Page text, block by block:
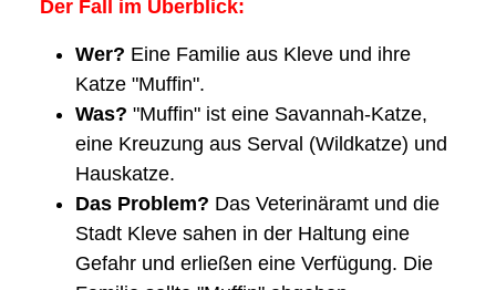
Der Fall im Überblick:
Wer? Eine Familie aus Kleve und ihre
Katze "Muffin".
Was? "Muffin" ist eine Savannah-Katze,
eine Kreuzung aus Serval (Wildkatze) und
Hauskatze.
Das Problem? Das Veterinäramt und die
Stadt Kleve sahen in der Haltung eine
Gefahr und erließen eine Verfügung. Die